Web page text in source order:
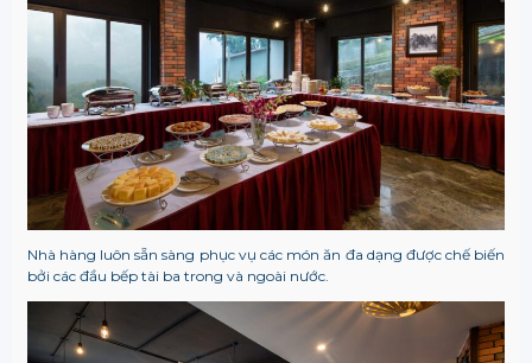
Nhà hàng luôn sẵn sàng phục vụ các món ăn đa dạng được chế biến
bởi các đầu bếp tài ba trong và ngoài nước.